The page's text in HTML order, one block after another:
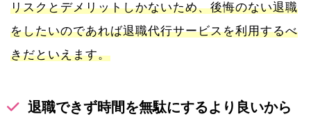
リスクとデメリットしかないため、後悔のない退職
をしたいのであれば退職代行サービスを利用するべ
きだといえます。
退職できず時間を無駄にするより良いから